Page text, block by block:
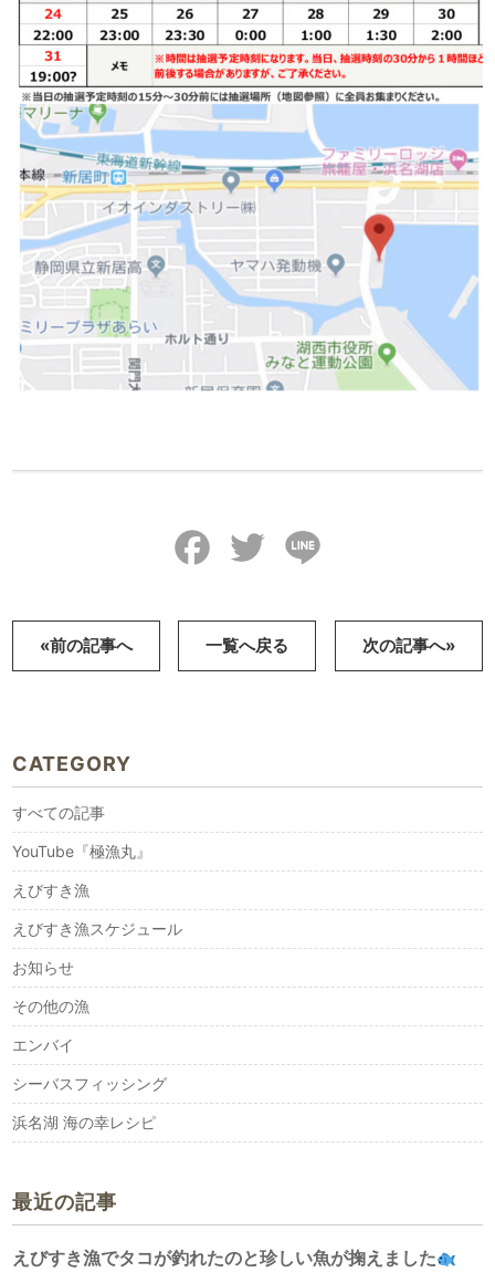
FacebookTwitter
«前の記事へ 一覧へ戻る 次の記事へ»
CATEGORY
すべての記事
YouTube『極漁丸』
えびすき漁
えびすき漁スケジュール
お知らせ
その他の漁
エンバイ
シーバスフィッシング
浜名湖 海の幸レシピ
最近の記事
えびすき漁でタコが釣れたのと珍しい魚が掬えました